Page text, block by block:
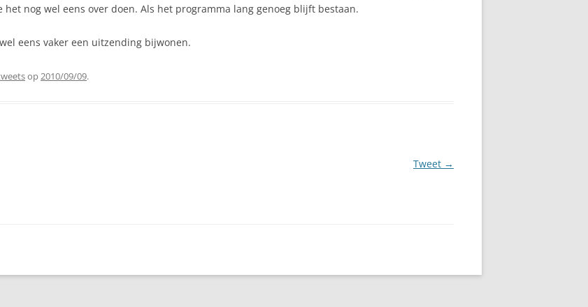
nog wel eens over doen. Als het programma lang genoeg blijft bestaan.
eens vaker een uitzending bijwonen.
op2010/09/09.
Tweet →